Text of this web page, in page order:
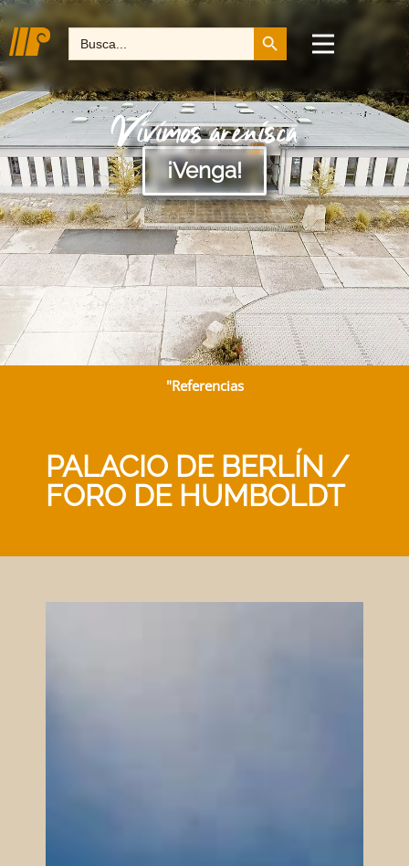
Buscar: Botón de búsqueda
Vivimos arenisca
¡Venga!
"Referencias
PALACIO DE BERLÍN /
FORO DE HUMBOLDT